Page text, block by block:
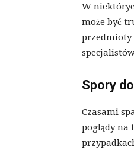
W
może być
przedmioty
Spory
Czasami
poglądy na